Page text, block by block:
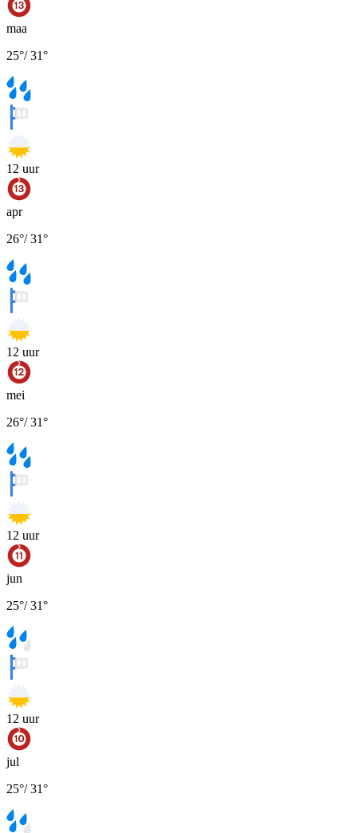
maa
25°/31°
12 uur
apr
26°/31°
12 uur
mei
26°/31°
12 uur
jun
25°/31°
12 uur
jul
25°/31°